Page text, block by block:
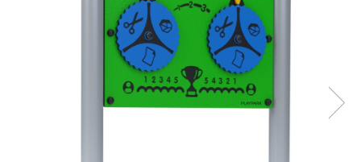
Aparate fitness exterior
Complexe WORKOUT
Complexe WORKOUT Kids